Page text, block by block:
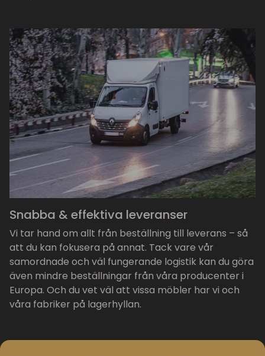
Snabba & effektiva leveranser
Vi tar hand om allt från beställning till leverans – så
att du kan fokusera på annat. Tack vare vår
samordnade och väl fungerande logistik kan du göra
även mindre beställningar från våra producenter i
Europa. Och du vet väl att vissa möbler har vi och
våra fabriker på lagerhyllan.